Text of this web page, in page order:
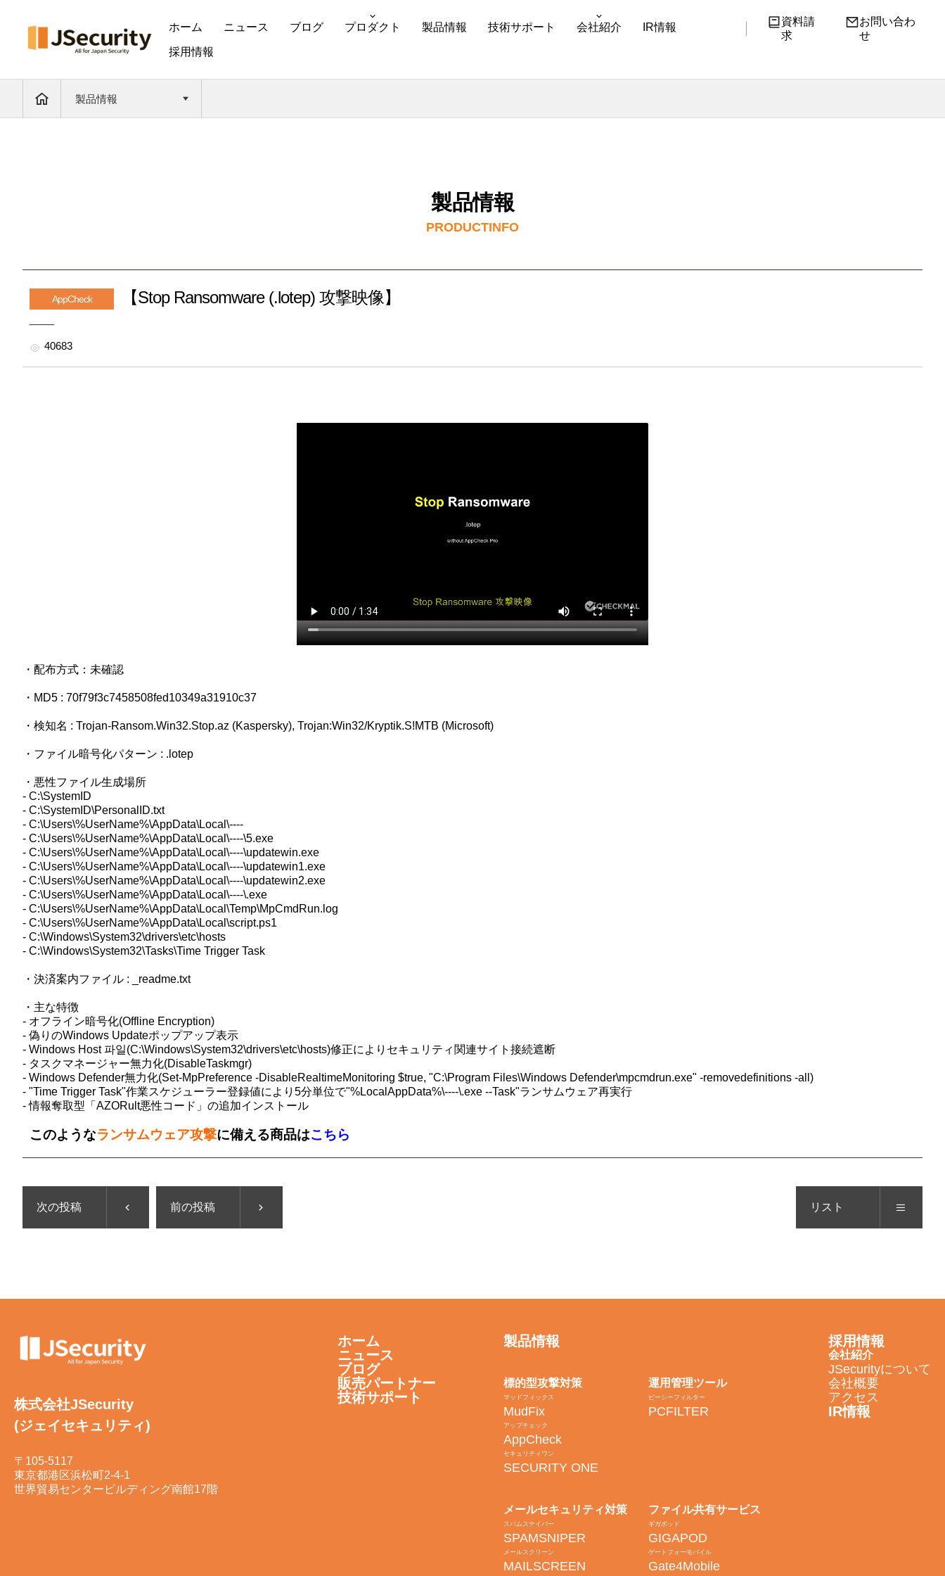
ホーム ニュース ブログ プロダクト 製品情報 技術サポート 会社紹介 IR情報
採用情報
資料請
求
お問い合わ
せ
製品情報
製品情報
PRODUCTINFO
AppCheck 【Stop Ransomware (.lotep) 攻撃映像】
40683
・配布方式：未確認
・MD5 : 70f79f3c7458508fed10349a31910c37
・検知名 : Trojan-Ransom.Win32.Stop.az (Kaspersky), Trojan:Win32/Kryptik.S!MTB (Microsoft)
・ファイル暗号化パターン : .lotep
・悪性ファイル生成場所
- C:\SystemID
- C:\SystemID\PersonalID.txt
- C:\Users\%UserName%\AppData\Local\----
- C:\Users\%UserName%\AppData\Local\----\5.exe
- C:\Users\%UserName%\AppData\Local\----\updatewin.exe
- C:\Users\%UserName%\AppData\Local\----\updatewin1.exe
- C:\Users\%UserName%\AppData\Local\----\updatewin2.exe
- C:\Users\%UserName%\AppData\Local\----\.exe
- C:\Users\%UserName%\AppData\Local\Temp\MpCmdRun.log
- C:\Users\%UserName%\AppData\Local\script.ps1
- C:\Windows\System32\drivers\etc\hosts
- C:\Windows\System32\Tasks\Time Trigger Task
・決済案内ファイル : _readme.txt
・主な特徴
- オフライン暗号化(Offline Encryption)
- 偽りのWindows Updateポップアップ表示
- Windows Host 파일(C:\Windows\System32\drivers\etc\hosts)修正によりセキュリティ関連サイト接続遮断
- タスクマネージャー無力化(DisableTaskmgr)
- Windows Defender無力化(Set-MpPreference -DisableRealtimeMonitoring $true, "C:\Program Files\Windows Defender\mpcmdrun.exe" -removedefinitions -all)
- "Time Trigger Task"作業スケジューラー登録値により5分単位で"%LocalAppData%\----\.exe --Task"ランサムウェア再実行
- 情報奪取型「AZORult悪性コード」の追加インストール
このようなランサムウェア攻撃に備える商品はこちら
次の投稿 前の投稿 リスト
株式会社JSecurity
(ジェイセキュリティ)
〒105-5117
東京都港区浜松町2-4-1
世界貿易センタービルディング南館17階
ホーム
ニュース
ブログ
販売パートナー
技術サポート
製品情報
標的型攻撃対策
マッドフィックス
MudFix
アップチェック
AppCheck
セキュリティワン
SECURITY ONE
メールセキュリティ対策
スパムスナイパー
SPAMSNIPER
メールスクリーン
MAILSCREEN
運用管理ツール
ピーシーフィルター
PCFILTER
ファイル共有サービス
ギガポッド
GIGAPOD
ゲートフォーモバイル
Gate4Mobile
採用情報
会社紹介
JSecurityについて
会社概要
アクセス
IR情報